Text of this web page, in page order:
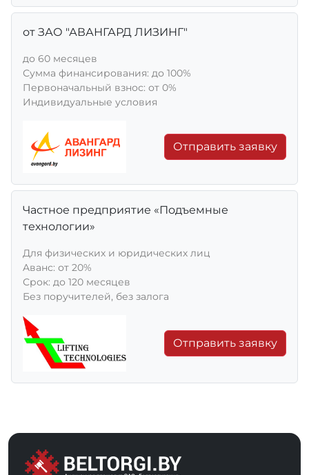
от ЗАО "АВАНГАРД ЛИЗИНГ"
до 60 месяцев
Сумма финансирования: до 100%
Первоначальный взнос: от 0%
Индивидуальные условия
Отправить заявку
Частное предприятие «Подъемные
технологии»
Для физических и юридических лиц
Aванс: от 20%
Срок: до 120 месяцев
Без поручителей, без залога
Отправить заявку